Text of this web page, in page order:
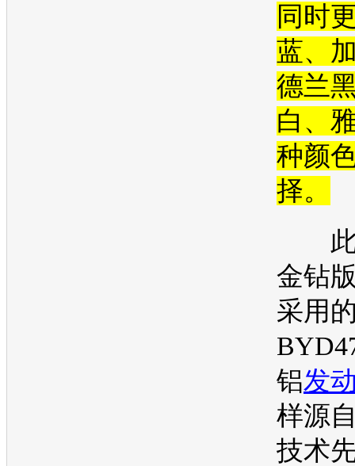
同时
蓝、
德兰
白、
种颜
择。
此
金钻
采用
铝发
样源
技术